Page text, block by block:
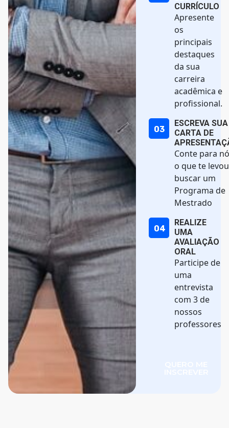
CURRÍCULO
Apresente
os
principais
destaques
da sua
carreira
acadêmica e
profissional.
03
ESCREVA SUA
CARTA DE
Conte para
o que te
buscar um
Programa de
Mestrado
04
REALIZE
UMA
AVALIAÇÃO
ORAL
Participe de
uma
entrevista
com 3 de
nossos
professores